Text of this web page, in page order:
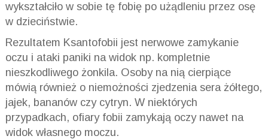
wykształciło w sobie tę fobię po użądleniu przez osę
w dzieciństwie.
Rezultatem Ksantofobii jest nerwowe zamykanie
oczu i ataki paniki na widok np. kompletnie
nieszkodliwego żonkila. Osoby na nią cierpiące
mówią również o niemożności zjedzenia sera żółtego,
jajek, bananów czy cytryn. W niektórych
przypadkach, ofiary fobii zamykają oczy nawet na
widok własnego moczu.